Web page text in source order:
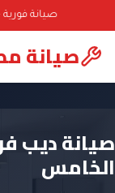
صيانة فورية —
صيانة
صيانة ديب
الخامس